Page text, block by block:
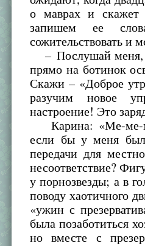
о маврах и скажет
запишем ее
сожительствовать и
– Послушай меня,
прямо на ботинок
Скажи – «Доброе
разучим новое
настроение! Это
Карина: «Ме-ме-
если бы у меня
передачи для
несоответствие?
у порнозвезды; а в
поводу хаотичного
«ужин с
была позаботиться
но вместе с